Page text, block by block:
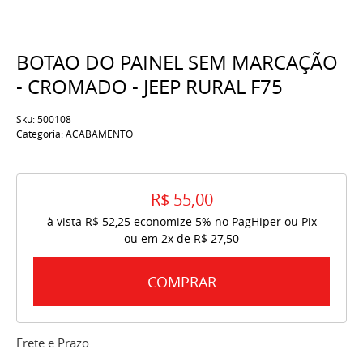
BOTAO DO PAINEL SEM MARCAÇÃO
- CROMADO - JEEP RURAL F75
Sku:500108
Categoria:ACABAMENTO
R$ 55,00
à vista R$ 52,25economize 5% no PagHiper ou Pix
ou em 2x de R$ 27,50
COMPRAR
Frete e Prazo